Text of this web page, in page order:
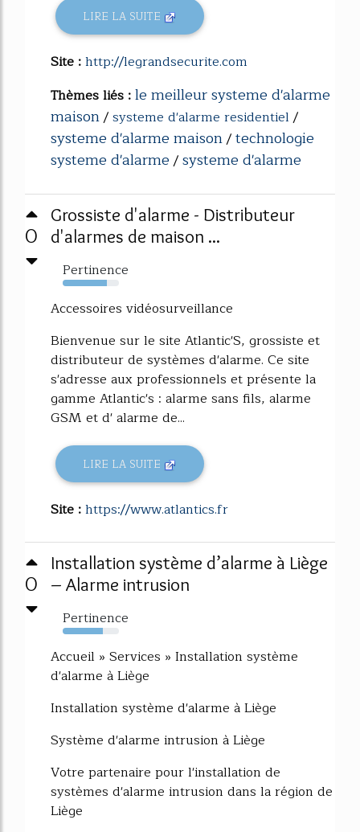
LIRE LA SUITE
Site :http://legrandsecurite.com
Thèmes liés :le meilleur systeme d'alarme
maison/systeme d'alarme residentiel/
systeme d'alarme maison/technologie
systeme d'alarme/systeme d'alarme
0
Grossiste d'alarme - Distributeur
d'alarmes de maison ...
Pertinence
79%
Accessoires vidéosurveillance
Bienvenue sur le site Atlantic'S, grossiste et
distributeur de systèmes d'alarme. Ce site
s'adresse aux professionnels et présente la
gamme Atlantic's : alarme sans fils, alarme
GSM et d' alarme de...
LIRE LA SUITE
Site :https://www.atlantics.fr
0
Installation système d’alarme à Liège
– Alarme intrusion
Pertinence
71%
Accueil » Services » Installation système
d'alarme à Liège
Installation système d'alarme à Liège
Système d'alarme intrusion à Liège
Votre partenaire pour l'installation de
systèmes d'alarme intrusion dans la région de
Liège